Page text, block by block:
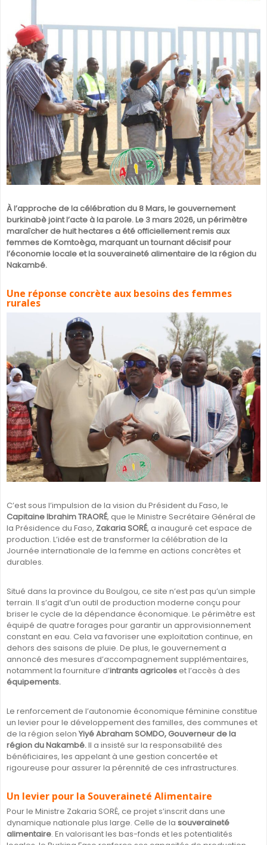
SÉNÉGAL
GHANA
ÎLE MAURICE
GUINÉE
À l’approche de la célébration du 8 Mars, le gouvernement
burkinabè joint l’acte à la parole. Le 3 mars 2026, un périmètre
maraîcher de huit hectares a été officiellement remis aux
femmes de Komtoèga, marquant un tournant décisif pour
l’économie locale et la souveraineté alimentaire de la région du
Nakambé.
Une réponse concrète aux besoins des femmes
rurales
C’est sous l’impulsion de la vision du Président du Faso, le
Capitaine Ibrahim TRAORÉ, que le Ministre Secrétaire Général de
la Présidence du Faso, Zakaria SORÉ, a inauguré cet espace de
production. L’idée est de transformer la célébration de la
Journée internationale de la femme en actions concrètes et
durables.
Situé dans la province du Boulgou, ce site n’est pas qu’un simple
terrain. Il s’agit d’un outil de production moderne conçu pour
briser le cycle de la dépendance économique. Le périmètre est
équipé de quatre forages pour garantir un approvisionnement
constant en eau. Cela va favoriser une exploitation continue, en
dehors des saisons de pluie. De plus, le gouvernement a
annoncé des mesures d’accompagnement supplémentaires,
notamment la fourniture d’intrants agricoles et l’accès à des
équipements.
Le renforcement de l’autonomie économique féminine constitue
un levier pour le développement des familles, des communes et
de la région selon Yiyé Abraham SOMDO, Gouverneur de la
région du Nakambé.Il a insisté sur la responsabilité des
bénéficiaires, les appelant à une gestion concertée et
rigoureuse pour assurer la pérennité de ces infrastructures.
Un levier pour la Souveraineté Alimentaire
Pour le Ministre Zakaria SORÉ, ce projet s’inscrit dans une
dynamique nationale plus large. Celle de la souveraineté
alimentaire. En valorisant les bas-fonds et les potentialités